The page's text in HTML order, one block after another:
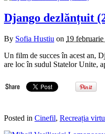
Django dezlănțuit
By Sofia Hustiu on 19
Un film de succes în acest an,
are loc în sudul Statelor Unite,
Posted in Cinefil, Recreația